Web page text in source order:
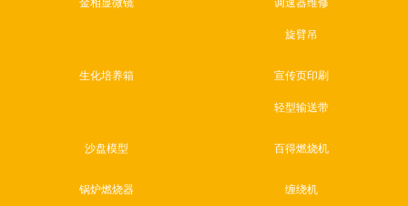
金相显微镜 调速器维修
旋臂吊
生化培养箱 宣传页印刷
轻型输送带
沙盘模型 百得燃烧机
锅炉燃烧器 缠绕机